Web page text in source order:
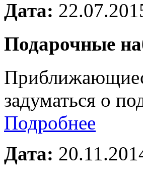
Дата:
Подарочные
задуматься о
Подробнее
Дата: